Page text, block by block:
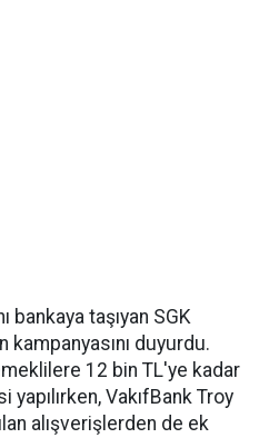
bankaya taşıyan SGK
duyurdu.
12 bin TL'ye kadar
VakıfBank Troy
alışverişlerden de ek